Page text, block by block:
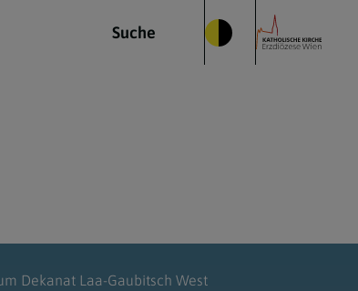
Suche
Dekanat Laa-Gaubitsch West